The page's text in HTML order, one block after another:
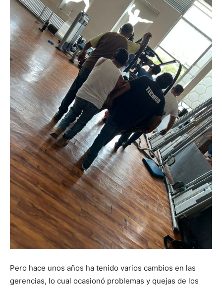
Pero hace unos años ha tenido varios cambios en las
gerencias, lo cual ocasionó problemas y quejas de los